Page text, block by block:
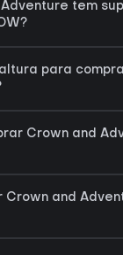
tem
para
Crown and
Crown and